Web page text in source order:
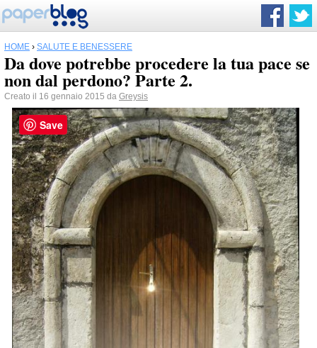
HOME › SALUTE E BENESSERE
Da dove potrebbe procedere la tua pace se
non dal perdono? Parte 2.
Creato il 16 gennaio 2015 da Greysis
Save